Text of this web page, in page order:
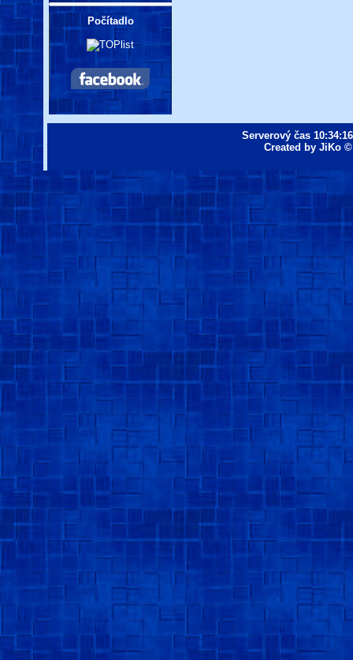
Počítadlo
Serverový čas 10:34:16
Created by JiKo